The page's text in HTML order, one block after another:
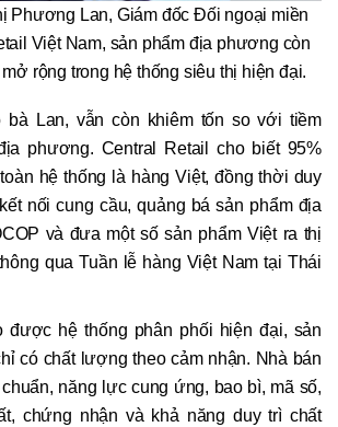
Phương Lan, Giám đốc Đối ngoại miền
Việt Nam, sản phẩm địa phương còn
rộng trong hệ thống siêu thị hiện đại.
bà Lan, vẫn còn khiêm tốn so với tiềm
phương. Central Retail cho biết 95%
hệ thống là hàng Việt, đồng thời duy
nối cung cầu, quảng bá sản phẩm địa
và đưa một số sản phẩm Việt ra thị
qua Tuần lễ hàng Việt Nam tại Thái
được hệ thống phân phối hiện đại, sản
có chất lượng theo cảm nhận. Nhà bán
năng lực cung ứng, bao bì, mã số,
chứng nhận và khả năng duy trì chất